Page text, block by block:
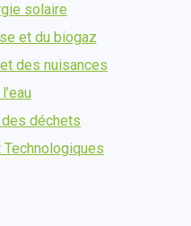
solaire
et du biogaz
des nuisances
déchets